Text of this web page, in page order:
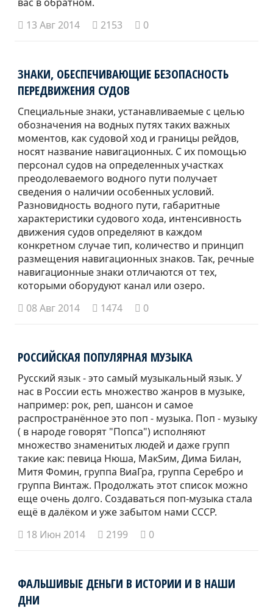
13 Авг 2014
2153 0
ЗНАКИ, ОБЕСПЕЧИВАЮЩИЕ БЕЗОПАСНОСТЬ
ПЕРЕДВИЖЕНИЯ СУДОВ
Специальные знаки, устанавливаемые с целью
обозначения на водных путях таких важных
моментов, как судовой ход и границы рейдов,
носят название навигационных. С их помощью
персонал судов на определенных участках
преодолеваемого водного пути получает
сведения о наличии особенных условий.
Разновидность водного пути, габаритные
характеристики судового хода, интенсивность
движения судов определяют в каждом
конкретном случае тип, количество и принцип
размещения навигационных знаков. Так, речные
навигационные знаки отличаются от тех,
которыми оборудуют канал или озеро.
08 Авг 2014
1474 0
РОССИЙСКАЯ ПОПУЛЯРНАЯ МУЗЫКА
Русский язык - это самый музыкальный язык. У
нас в России есть множество жанров в музыке,
например: рок, реп, шансон и самое
распространённое это поп - музыка. Поп - музыку
( в народе говорят "Попса") исполняют
множество знаменитых людей и даже групп
такие как: певица Нюша, МакSим, Дима Билан,
Митя Фомин, группа ВиаГра, группа Серебро и
группа Винтаж. Продолжать этот список можно
еще очень долго. Создаваться поп-музыка стала
ещё в далёком и уже забытом нами СССР.
18 Июн 2014
2199 0
ФАЛЬШИВЫЕ ДЕНЬГИ В ИСТОРИИ И В НАШИ
ДНИ